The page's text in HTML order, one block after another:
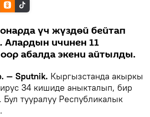
үч жүздөй бейтап
Алардын ичинен 11
абалда экени айтылды.
— Sputnik. Кыргызстанда акыркы
34 кишиде аныкталып, бир
тууралуу Республикалык